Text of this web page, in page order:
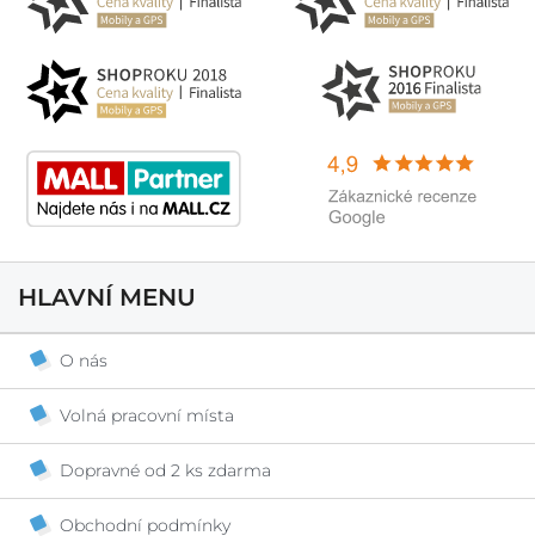
HLAVNÍ MENU
O nás
Volná pracovní místa
Dopravné od 2 ks zdarma
Obchodní podmínky